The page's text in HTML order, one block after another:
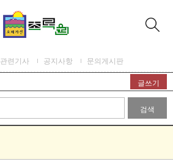
관련기사 공지사항 문의게시판
글쓰기
검색